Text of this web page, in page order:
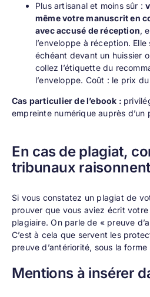
Plus artisanal et moins sûr :
même votre manuscrit en
avec accusé de réception,
l’enveloppe à réception.
échéant devant un huissier
collez l’étiquette du
l’enveloppe. Coût : le prix
Cas particulier de l’ebook :
empreinte numérique auprès d’un
En cas de plagiat,
tribunaux
Si vous constatez un plagiat de
prouver que vous aviez écrit
plagiaire. On parle de « preuve
C’est à cela que servent les
preuve d’antériorité, sous la
Mentions à insérer